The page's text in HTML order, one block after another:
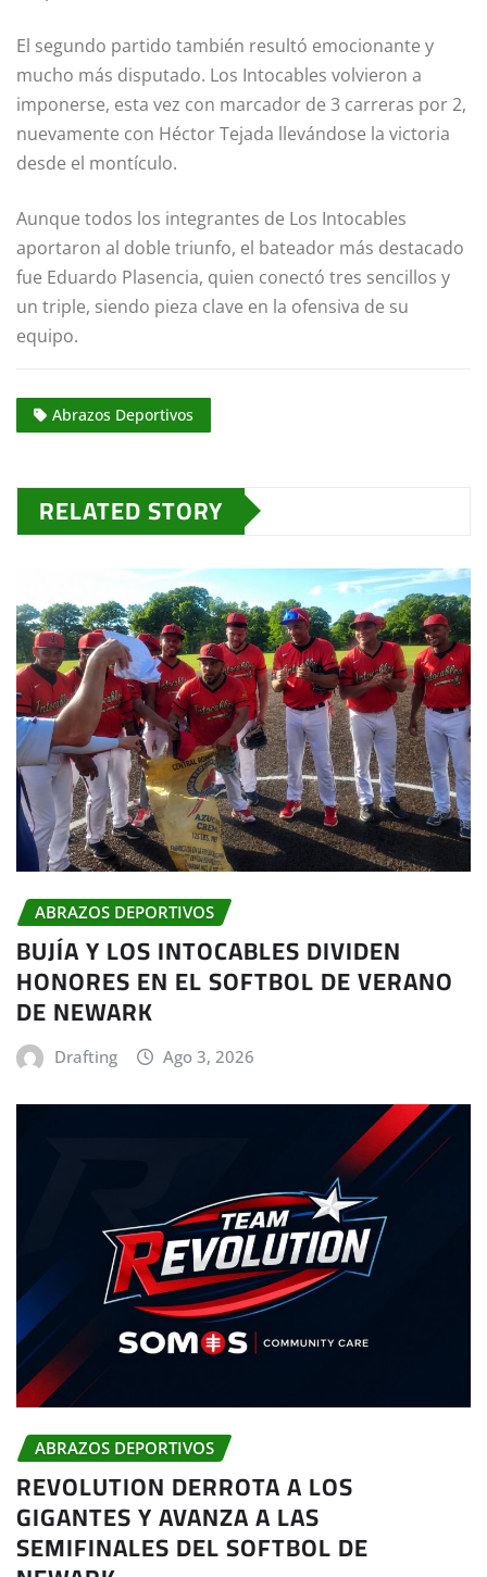
El segundo partido también resultó emocionante y
mucho más disputado. Los Intocables volvieron a
imponerse, esta vez con marcador de 3 carreras por 2,
nuevamente con Héctor Tejada llevándose la victoria
desde el montículo.
Aunque todos los integrantes de Los Intocables
aportaron al doble triunfo, el bateador más destacado
fue Eduardo Plasencia, quien conectó tres sencillos y
un triple, siendo pieza clave en la ofensiva de su
equipo.
Abrazos Deportivos
RELATED STORY
ABRAZOS DEPORTIVOS
BUJÍA Y LOS INTOCABLES DIVIDEN
HONORES EN EL SOFTBOL DE VERANO
DE NEWARK
Drafting Ago 3, 2026
ABRAZOS DEPORTIVOS
REVOLUTION DERROTA A LOS
GIGANTES Y AVANZA A LAS
SEMIFINALES DEL SOFTBOL DE